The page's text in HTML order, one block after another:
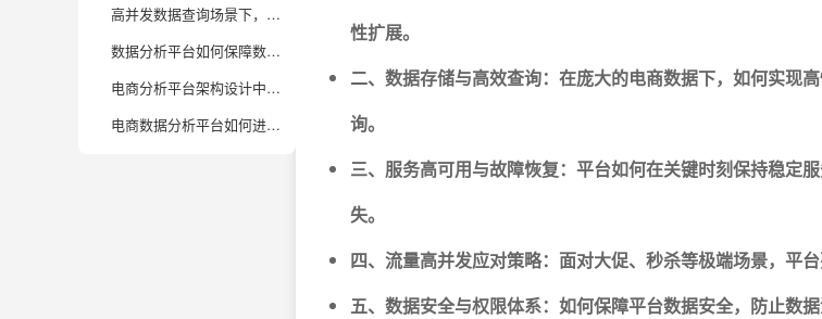
高并发数据查询场景下，电商分析平台如何优化查询性能？
数据分析平台如何保障数据一致性与实时性，兼顾高可用与高并发？
电商分析平台架构设计中，微服务和大一统架构怎么选？有何优缺点？
电商数据分析平台如何进行弹性扩容，满足业务高峰期需求？
性扩展。
二、数据存储与高效查询：在庞大的电商数据下，如何实现
询。
三、服务高可用与故障恢复：平台如何在关键时刻保持稳定
失。
四、流量高并发应对策略：面对大促、秒杀等极端场景，平台
五、数据安全与权限体系：如何保障平台数据安全，防止数据